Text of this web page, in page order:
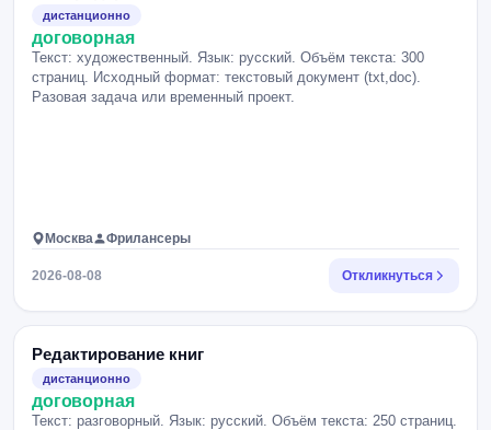
дистанционно
договорная
Текст: художественный. Язык: русский. Объём текста: 300
страниц. Исходный формат: текстовый документ (txt,doc).
Разовая задача или временный проект.
Москва Фрилансеры
2026-08-08 Откликнуться
Редактирование книг
дистанционно
договорная
Текст: разговорный. Язык: русский. Объём текста: 250 страниц.